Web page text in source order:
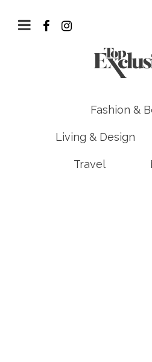
Fashion &
Living & Design
Travel